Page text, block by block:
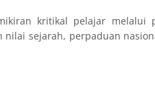
kritikal pelajar melalui
nilai sejarah, perpaduan